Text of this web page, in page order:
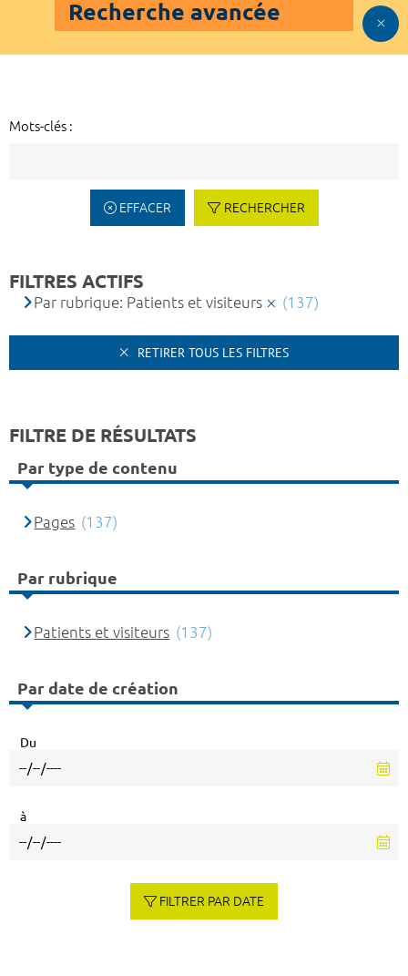
Recherche avancée
Mots-clés :
EFFACER RECHERCHER
FILTRES ACTIFS
Par rubrique: Patients et visiteurs (137)
RETIRER TOUS LES FILTRES
FILTRE DE RÉSULTATS
Par type de contenu
Pages (137)
Par rubrique
Patients et visiteurs (137)
Par date de création
Du
à
FILTRER PAR DATE